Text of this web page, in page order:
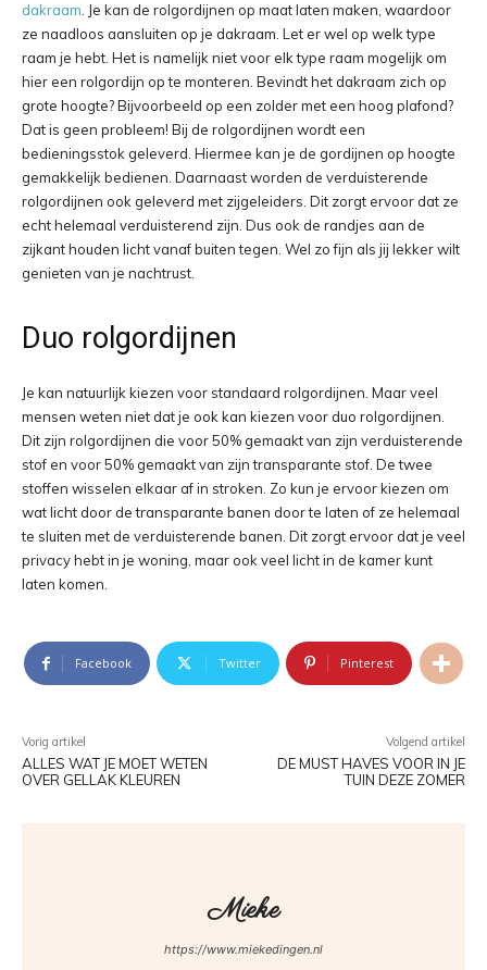
dakraam . Je kan de rolgordijnen op maat laten maken, waardoor
ze naadloos aansluiten op je dakraam. Let er wel op welk type
raam je hebt. Het is namelijk niet voor elk type raam mogelijk om
hier een rolgordijn op te monteren. Bevindt het dakraam zich op
grote hoogte? Bijvoorbeeld op een zolder met een hoog plafond?
Dat is geen probleem! Bij de rolgordijnen wordt een
bedieningsstok geleverd. Hiermee kan je de gordijnen op hoogte
gemakkelijk bedienen. Daarnaast worden de verduisterende
rolgordijnen ook geleverd met zijgeleiders. Dit zorgt ervoor dat ze
echt helemaal verduisterend zijn. Dus ook de randjes aan de
zijkant houden licht vanaf buiten tegen. Wel zo fijn als jij lekker wilt
genieten van je nachtrust.
Duo rolgordijnen
Je kan natuurlijk kiezen voor standaard rolgordijnen. Maar veel
mensen weten niet dat je ook kan kiezen voor duo rolgordijnen.
Dit zijn rolgordijnen die voor 50% gemaakt van zijn verduisterende
stof en voor 50% gemaakt van zijn transparante stof. De twee
stoffen wisselen elkaar af in stroken. Zo kun je ervoor kiezen om
wat licht door de transparante banen door te laten of ze helemaal
te sluiten met de verduisterende banen. Dit zorgt ervoor dat je veel
privacy hebt in je woning, maar ook veel licht in de kamer kunt
laten komen.
Facebook Twitter Pinterest
Vorig artikel
ALLES WAT JE MOET WETEN
OVER GELLAK KLEUREN
Volgend artikel
DE MUST HAVES VOOR IN JE
TUIN DEZE ZOMER
Mieke
https://www.miekedingen.nl